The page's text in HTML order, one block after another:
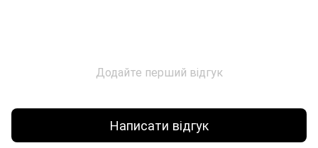
Додайте перший відгук
Написати відгук